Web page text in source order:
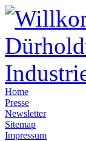
Home
Presse
Newsletter
Sitemap
Impressum